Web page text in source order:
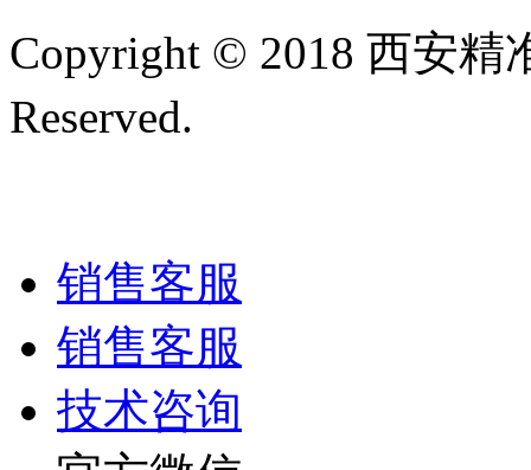
Copyright © 2018 西安精
Reserved.
销售客服
销售客服
技术咨询